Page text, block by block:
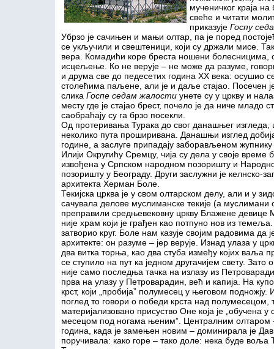
мученичког краја
свеће и читати
приказује Госпу
Убрзо је сачињен и мањи олтар, па је поред
се укључили и свештеници, који су држали мисе.
вера. Комадићи коре бреста ношени болесницима,
исцељење. Ко не верује – не може да разуме,
и друма све до педесетих година ХХ века: осушио
столећима паљене, али је и даље стајао. Посечен
слика Госпе седам жалости унете су у цркву и
месту где је стајао брест, почело је да ниче младо
саобраћају су га брзо посекли.
Од протеривања Турака до свог данашњег изгледа,
неколико пута проширивана. Данашњи изглед
године, а заслуге припадају заборављеном
Илији Округићу Сремцу, чија су дела у своје време
извођена у Српском народном позоришту и
позоришту у Београду. Други заслужни је келнско-
архитекта Херман Боле.
Текијска црква је у свом олтарском делу, али и у
сачувала делове муслиманске текије (а муслимани
преправили средњевековну цркву Блажене девице
није храм који је грађен као потпуно нов из
затворио круг. Боле нам казује својим радовима да
архитекте: он разуме – јер верује. Изнад улаза у
два витка торња, као два стуба између којих ваља
се ступило на пут ка једном другачијем свету. Зато
није само последња тачка на излазу из
прва на улазу у Петроварадин, већ и капија. На
крст, који „пробија” полумесец у његовом подножју.
поглед то говори о победи крста над полумесецом,
материјализовано присуство Оне која је „обучена у
месецом под ногама њеним”. Централним олтаром
година, када је замењен новим – доминирала је
поручивала: како горе – тако доле: нека буде